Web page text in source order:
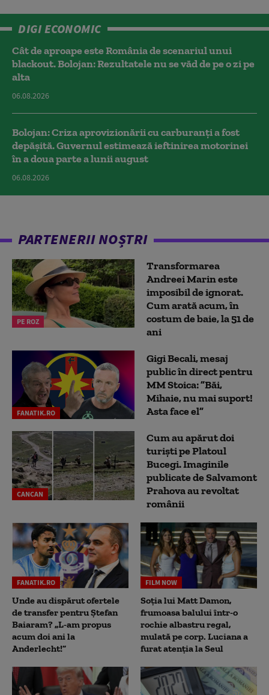
DIGI ECONOMIC
Cât de aproape este România de scenariul unui
blackout. Bolojan: Rezultatele nu se văd de pe o zi pe
alta
06.08.2026
Bolojan: Criza aprovizionării cu carburanți a fost
depășită. Guvernul estimează ieftinirea motorinei
în a doua parte a lunii august
06.08.2026
PARTENERII NOȘTRI
PE ROZ
Transformarea
Andreei Marin este
imposibil de ignorat.
Cum arată acum, în
costum de baie, la 51 de
ani
FANATIK.RO
Gigi Becali, mesaj
public în direct pentru
MM Stoica: ”Băi,
Mihaie, nu mai suport!
Asta face el”
CANCAN
Cum au apărut doi
turiști pe Platoul
Bucegi. Imaginile
publicate de Salvamont
Prahova au revoltat
românii
FANATIK.RO
Unde au dispărut ofertele
de transfer pentru Ștefan
Baiaram? „L-am propus
acum doi ani la
Anderlecht!”
FILM NOW
Soția lui Matt Damon,
frumoasa balului într-o
rochie albastru regal,
mulată pe corp. Luciana a
furat atenția la Seul